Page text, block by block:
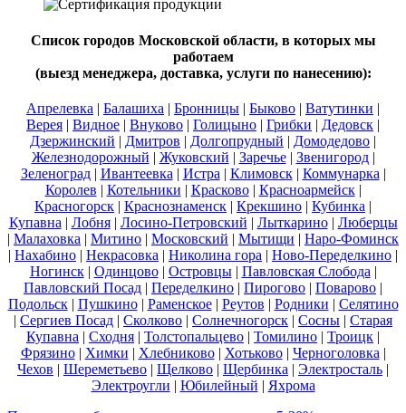
Список городов Московской области, в которых мы
работаем
(выезд менеджера, доставка, услуги по нанесению):
Апрелевка | Балашиха | Бронницы | Быково | Ватутинки |
Верея | Видное | Внуково | Голицыно | Грибки | Дедовск |
Дзержинский | Дмитров | Долгопрудный | Домодедово |
Железнодорожный | Жуковский | Заречье| Звенигород|
Зеленоград| Ивантеевка | Истра | Климовск| Коммунарка |
Королев | Котельники | Красково| Красноармейск|
Красногорск | Краснознаменск | Крекшино | Кубинка |
Купавна | Лобня| Лосино-Петровский | Лыткарино| Люберцы
| Малаховка | Митино | Московский | Мытищи | Наро-Фоминск
| Нахабино | Некрасовка | Николина гора | Ново-Переделкино |
Ногинск| Одинцово| Островцы| Павловская Слобода |
Павловский Посад | Переделкино | Пирогово | Поварово |
Подольск| Пушкино| Раменское| Реутов | Родники | Селятино
| Сергиев Посад | Сколково | Солнечногорск | Сосны | Старая
Купавна | Сходня | Толстопальцево | Томилино | Троицк |
Фрязино| Химки | Хлебниково| Хотьково| Черноголовка |
Чехов | Шереметьево | Щелково | Щербинка | Электросталь |
Электроугли | Юбилейный | Яхрома